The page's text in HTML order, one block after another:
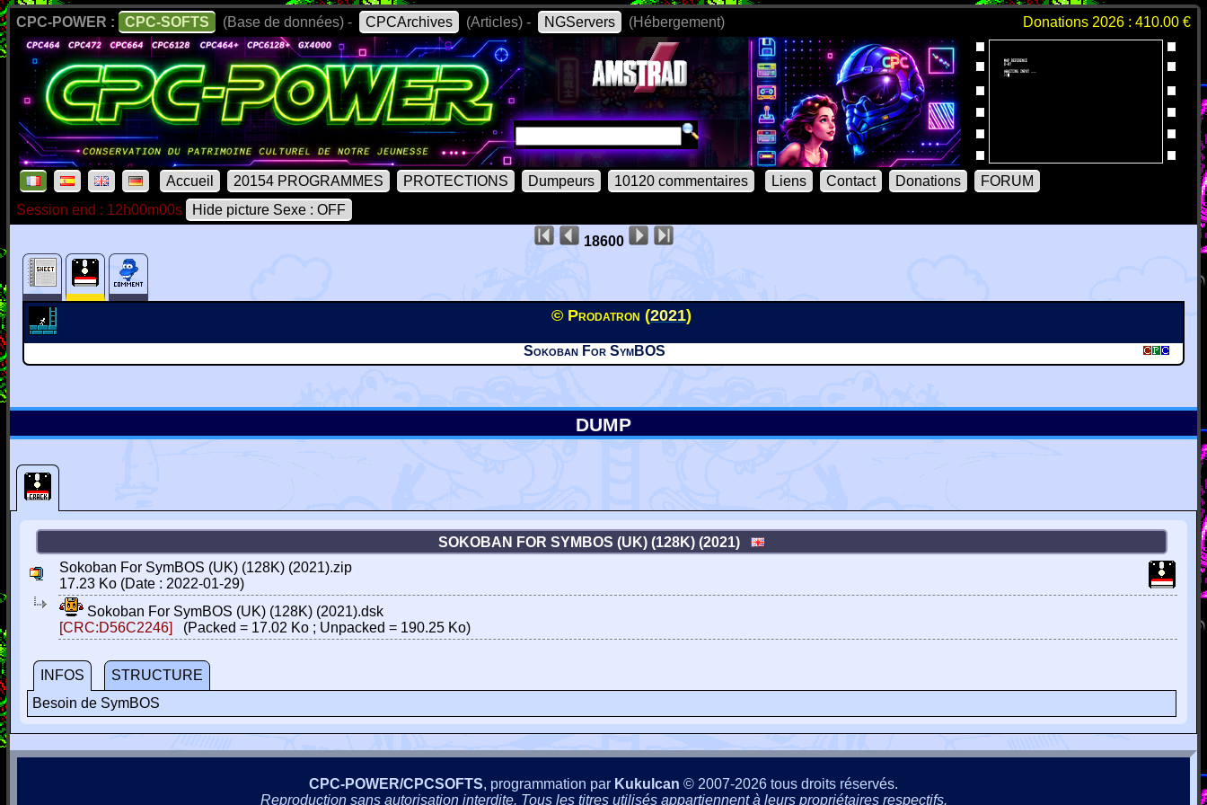
CPC-POWER : CPC-SOFTS (Base de données) - CPCArchives (Articles) - NGServers (Hébergement) Donations 2026 : 410.00 €
Accueil 20154 PROGRAMMES PROTECTIONS Dumpeurs 10120 commentaires Liens Contact Donations
FORUM
Session end : 12h00m00s
Hide picture Sexe : OFF
18600
© Prodatron (2021)
Sokoban For SymBOS
DUMP
SOKOBAN FOR SYMBOS (UK) (128K) (2021)
Sokoban For SymBOS (UK) (128K) (2021).zip
17.23 Ko (Date : 2022-01-29)
Sokoban For SymBOS (UK) (128K) (2021).dsk
[CRC:D56C2246]
(Packed = 17.02 Ko ; Unpacked = 190.25 Ko)
INFOS
STRUCTURE
Besoin de SymBOS
CPC-POWER/CPCSOFTS, programmation par Kukulcan © 2007-2026 tous droits réservés.
Reproduction sans autorisation interdite. Tous les titres utilisés appartiennent à leurs propriétaires respectifs.